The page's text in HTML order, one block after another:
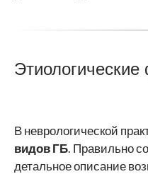
В неврологической
видов ГБ. Правильно
детальное описание